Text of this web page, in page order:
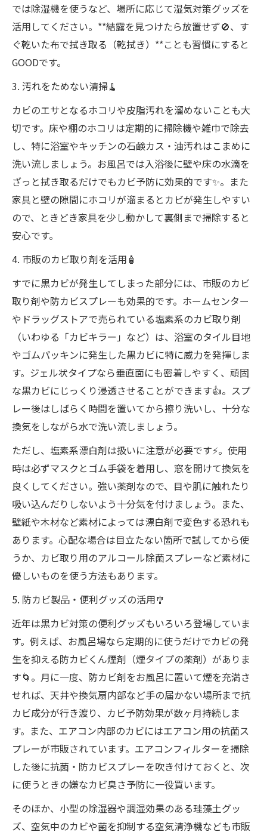
では除湿機を使うなど、場所に応じて湿気対策グッズを
活用してください。**結露を見つけたら放置せず🚫、す
ぐ乾いた布で拭き取る（乾拭き）**ことも習慣にすると
GOODです。
3. 汚れをためない清掃🧹
カビのエサとなるホコリや皮脂汚れを溜めないことも大
切です。床や棚のホコリは定期的に掃除機や雑巾で除去
し、特に浴室やキッチンの石鹸カス・油汚れはこまめに
洗い流しましょう。お風呂では入浴後に壁や床の水滴を
ざっと拭き取るだけでもカビ予防に効果的です✨。また
家具と壁の隙間にホコリが溜まるとカビが発生しやすい
ので、ときどき家具を少し動かして裏側まで掃除すると
安心です。
4. 市販のカビ取り剤を活用🧴
すでに黒カビが発生してしまった部分には、市販のカビ
取り剤や防カビスプレーも効果的です。ホームセンター
やドラッグストアで売られている塩素系のカビ取り剤
（いわゆる「カビキラー」など）は、浴室のタイル目地
やゴムパッキンに発生した黒カビに特に威力を発揮しま
す。ジェル状タイプなら垂直面にも密着しやすく、頑固
な黒カビにじっくり浸透させることができます👍。スプ
レー後はしばらく時間を置いてから擦り洗いし、十分な
換気をしながら水で洗い流しましょう。
ただし、塩素系漂白剤は扱いに注意が必要です⚡️。使用
時は必ずマスクとゴム手袋を着用し、窓を開けて換気を
良くしてください。強い薬剤なので、目や肌に触れたり
吸い込んだりしないよう十分気を付けましょう。また、
壁紙や木材など素材によっては漂白剤で変色する恐れも
あります。心配な場合は目立たない箇所で試してから使
うか、カビ取り用のアルコール除菌スプレーなど素材に
優しいものを使う方法もあります。
5. 防カビ製品・便利グッズの活用🎐
近年は黒カビ対策の便利グッズもいろいろ登場していま
す。例えば、お風呂場なら定期的に使うだけでカビの発
生を抑える防カビくん煙剤（煙タイプの薬剤）がありま
す🌀。月に一度、防カビ剤をお風呂に置いて煙を充満さ
せれば、天井や換気扇内部など手の届かない場所まで抗
カビ成分が行き渡り、カビ予防効果が数ヶ月持続しま
す。また、エアコン内部のカビにはエアコン用の抗菌ス
プレーが市販されています。エアコンフィルターを掃除
した後に抗菌・防カビスプレーを吹き付けておくと、次
に使うときの嫌なカビ臭さ予防に一役買います。
そのほか、小型の除湿器や調湿効果のある珪藻土グッ
ズ、空気中のカビや菌を抑制する空気清浄機なども市販